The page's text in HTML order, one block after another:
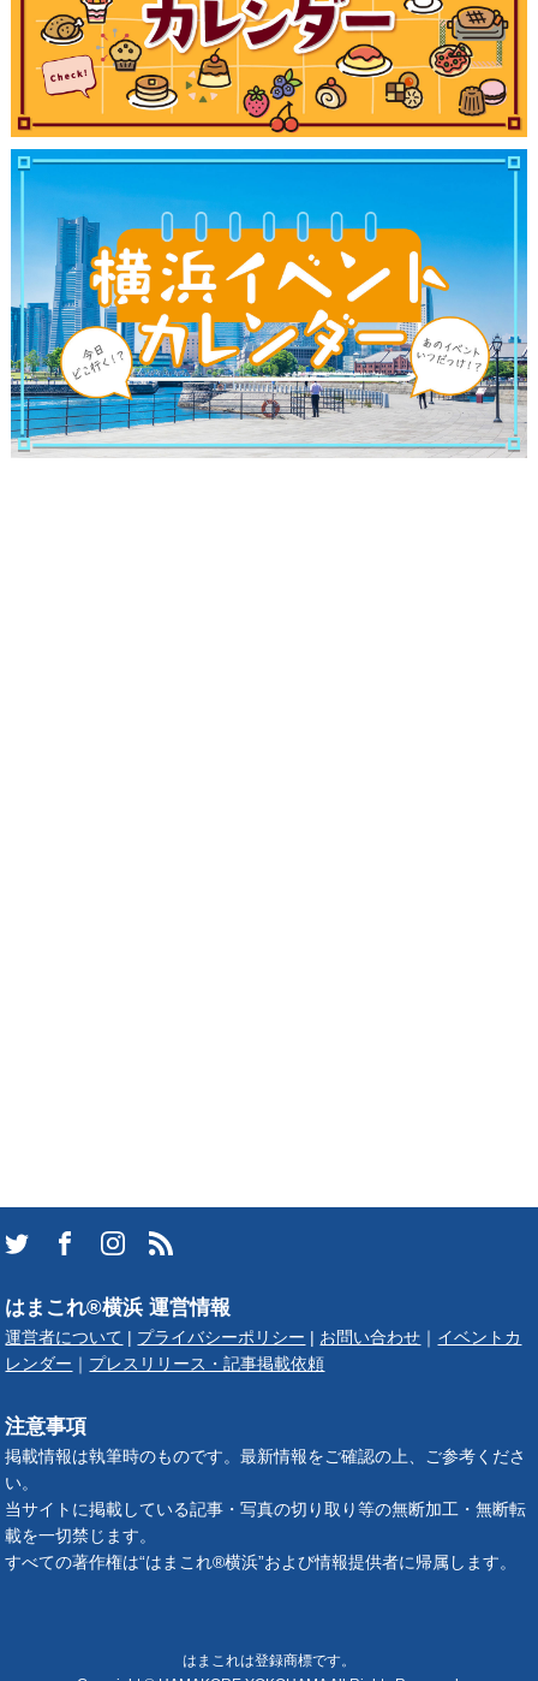
はまこれ®横浜 運営情報
運営者について プライバシーポリシー お問い合わせ
イベントカ
レンダー
プレスリリース・記事掲載依頼
注意事項
掲載情報は執筆時のものです。最新情報をご確認の上、ご参考くださ
い。
当サイトに掲載している記事・写真の切り取り等の無断加工・無断転
載を一切禁じます。
すべての著作権は“はまこれ®横浜”および情報提供者に帰属します。
はまこれは登録商標です。